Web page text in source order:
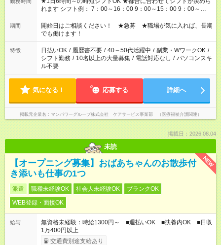
れます シフト例： 7：00～16：00 9：00～15：00 9：00～
18：00 11：00～20：00 など ※Wワークの場合、他のお仕事と
合わせ週40時間超の就業はご案内できません ※法令に基づき、
週20時間以上勤務は社会保険への加入対象となります ※労働者
派遣法（日雇い派遣の原則禁止）により、短時間・短期間の就
業はご案内が難しい場合があります
期間
開始日はご相談ください！ ★急募 ★職場が気に入れば、長期
でも働けます！
特徴 日払いOK / 履歴書不要 / 40～50代活躍中 / 副業・WワークOK /
シフト勤務 / 10名以上の大量募集 / 電話対応なし / パソコンスキ
ル不要
気になる！ 応募する 詳細へ
掲載元企業名 マンパワーグループ株式会社 ケアサービス事業部 （医療福祉介護関連）
掲載日：2026.08.04
未読
NEW
【オープニング募集】おばあちゃんのお散歩付
き添いも仕事の1つ
派遣 職種未経験OK 社会人未経験OK
ブランクOK
WEB登録・面接OK
給与
無資格未経験：時給1300円～ ■週払いOK ■扶養内OK ■日収
1万400円以上
交通費別途支給あり